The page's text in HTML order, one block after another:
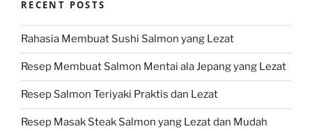
RECENT POSTS
Rahasia Membuat Sushi Salmon yang Lezat
Resep Membuat Salmon Mentai ala Jepang yang Lezat
Resep Salmon Teriyaki Praktis dan Lezat
Resep Masak Steak Salmon yang Lezat dan Mudah